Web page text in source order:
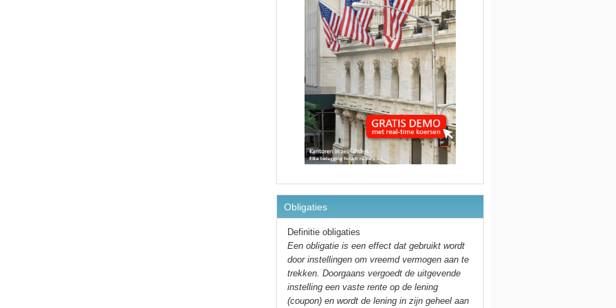
Obligaties
Definitie obligaties
Een obligatie is een effect dat gebruikt wordt
door instellingen om vreemd vermogen aan te
trekken. Doorgaans vergoedt de uitgevende
instelling een vaste rente op de lening
(coupon) en wordt de lening in zijn geheel aan